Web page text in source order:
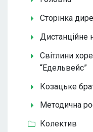
Сторінка
Дистанційне
Світлини
“Едельвейс”
Козацьке
Методична
Колектив